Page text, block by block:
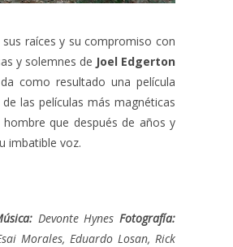
raíces y su compromiso con
y solemnes de Joel Edgerton
como resultado una película
las películas más magnéticas
hombre que después de años y
imbatible voz.
Devonte HynesFotografía:
Morales, Eduardo Losan, Rick